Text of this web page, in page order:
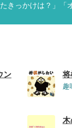
きっかけは？」「
ン
将
趣
木